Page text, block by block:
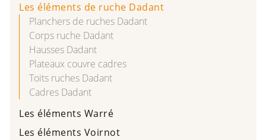
Les éléments de ruche Dadant
Planchers de ruches Dadant
Corps ruche Dadant
Hausses Dadant
Plateaux couvre cadres
Toits ruches Dadant
Cadres Dadant
Les éléments Warré
Les éléments Voirnot